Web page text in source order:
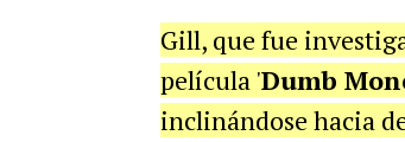
Gill, que fue
película 'Dumb
inclinándose hacia